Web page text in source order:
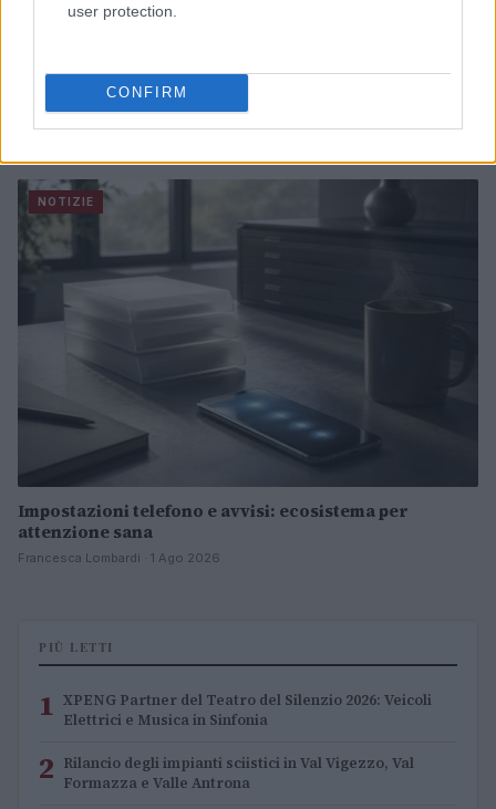
user protection.
CONFIRM
Nuova Zelanda: ondata di freddo eccezionale porta
neve a bassa quota
NOTIZIE
Impostazioni telefono e avvisi: ecosistema per
attenzione sana
Francesca Lombardi · 1 Ago 2026
PIÙ LETTI
1 XPENG Partner del Teatro del Silenzio 2026: Veicoli
Elettrici e Musica in Sinfonia
2 Rilancio degli impianti sciistici in Val Vigezzo, Val
Formazza e Valle Antrona